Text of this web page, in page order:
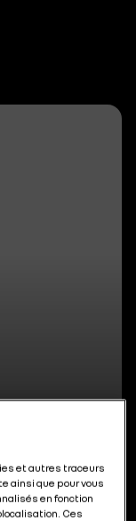
et autres traceurs
ainsi que pour vous
en fonction
Ces